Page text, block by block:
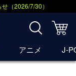
（2026/7/30）
アニメ J-